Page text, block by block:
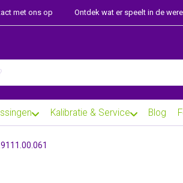
met ons op Ontdek wat er speelt in de
Kalibratie & Service Blog